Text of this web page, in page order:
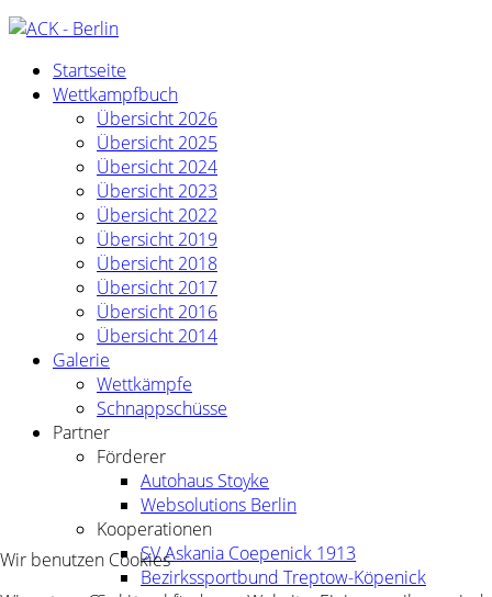
Startseite
Wettkampfbuch
Übersicht 2026
Übersicht 2025
Übersicht 2024
Übersicht 2023
Übersicht 2022
Übersicht 2019
Übersicht 2018
Übersicht 2017
Übersicht 2016
Übersicht 2014
Galerie
Wettkämpfe
Schnappschüsse
Partner
Förderer
Autohaus Stoyke
Websolutions Berlin
Kooperationen
SV Askania Coepenick 1913
Bezirkssportbund Treptow-Köpenick
Wir benutzen Cookies